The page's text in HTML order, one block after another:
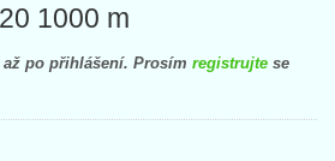
1000 m
po přihlášení. Prosím registrujte se